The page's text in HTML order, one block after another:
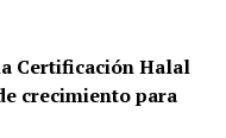
Certificación Halal
crecimiento para